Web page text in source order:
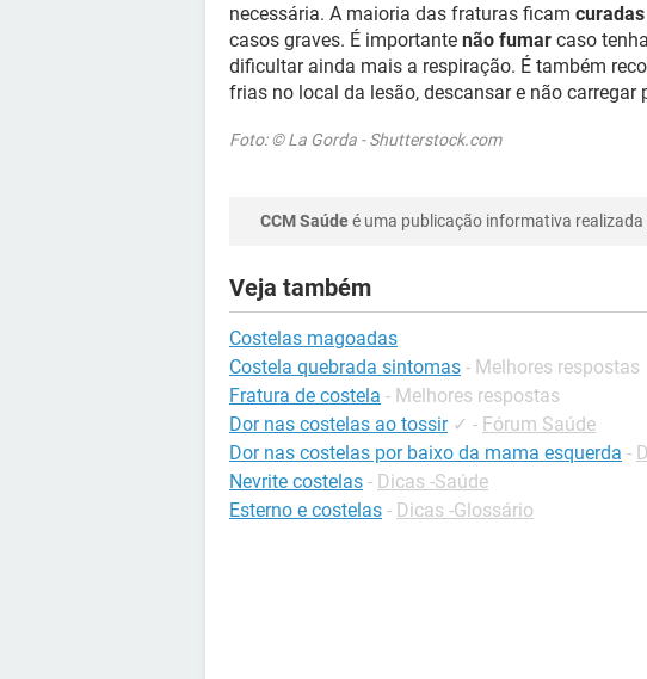
necessária. A maioria das fraturas ficam
casos graves. É importante não fumar caso
dificultar ainda mais a respiração. É também
frias no local da lesão, descansar e não carregar
Foto: © La Gorda - Shutterstock.com
CCM Saúdeé uma publicação informativa
Veja também
Costelas magoadas
Costela quebrada sintomas - Melhores respostas
Fratura de costela - Melhores respostas
Dor nas costelas ao tossir ✓ - Fórum Saúde
Dor nas costelas por baixo da mama esquerda -
Nevrite costelas - Dicas -Saúde
Esterno e costelas - Dicas -Glossário